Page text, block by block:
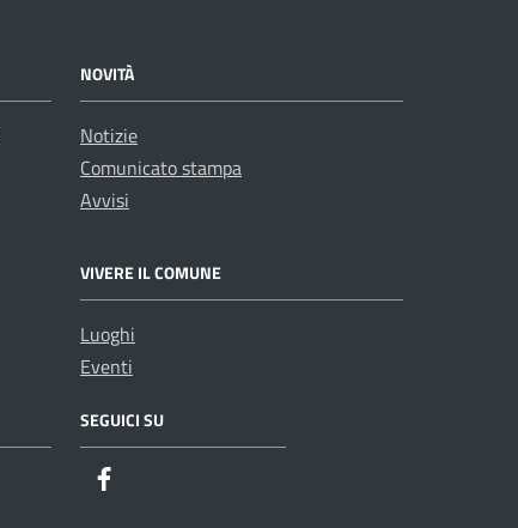
NOVITÀ
Notizie
Comunicato stampa
Avvisi
VIVERE IL COMUNE
Luoghi
Eventi
SEGUICI SU